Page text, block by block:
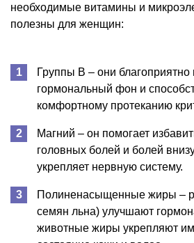
необходимые витамины и
полезны для женщин:
Группы В – они благоприятно
гормональный фон и
комфортному протеканию
Магний – он помогает
головных болей и болей
укрепляет нервную систему.
Полиненасыщенные жиры –
семян льна) улучшают
животные жиры укрепляют